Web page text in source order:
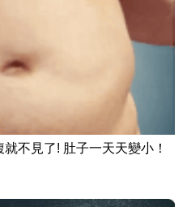
不見了! 肚子一天天變小！